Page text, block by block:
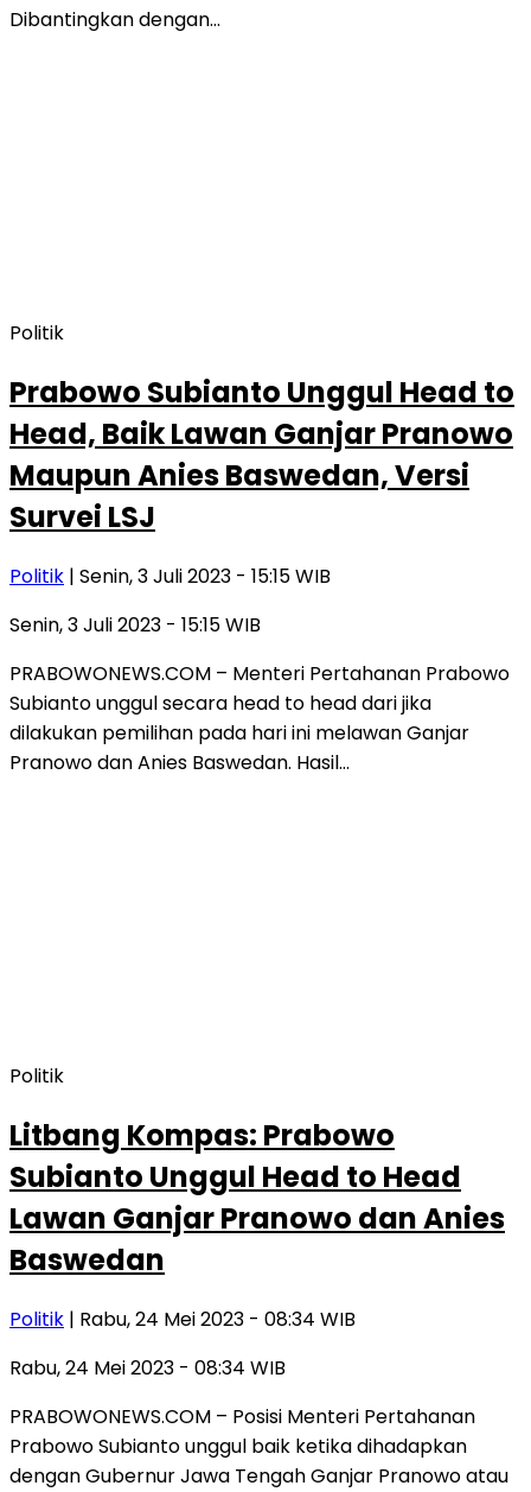
Dibantingkan dengan…
Politik
Prabowo Subianto Unggul Head to
Head, Baik Lawan Ganjar Pranowo
Maupun Anies Baswedan, Versi
Survei LSJ
Politik | Senin, 3 Juli 2023 - 15:15 WIB
Senin, 3 Juli 2023 - 15:15 WIB
PRABOWONEWS.COM – Menteri Pertahanan Prabowo
Subianto unggul secara head to head dari jika
dilakukan pemilihan pada hari ini melawan Ganjar
Pranowo dan Anies Baswedan. Hasil…
Politik
Litbang Kompas: Prabowo
Subianto Unggul Head to Head
Lawan Ganjar Pranowo dan Anies
Baswedan
Politik | Rabu, 24 Mei 2023 - 08:34 WIB
Rabu, 24 Mei 2023 - 08:34 WIB
PRABOWONEWS.COM – Posisi Menteri Pertahanan
Prabowo Subianto unggul baik ketika dihadapkan
dengan Gubernur Jawa Tengah Ganjar Pranowo atau